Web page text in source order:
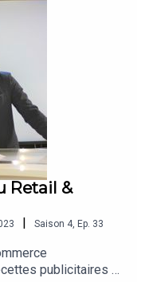
dans ce « new
Retail &
| Saison 4, Ep. 33
publicitaires du